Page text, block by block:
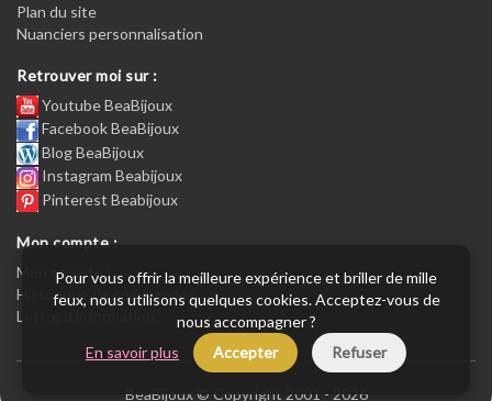
Plan du site
Nuanciers personnalisation
Retrouver moi sur :
Youtube BeaBijoux
Facebook BeaBijoux
Blog BeaBijoux
Instagram Beabijoux
Pinterest Beabijoux
Mon compte :
Mon compte :
Historique de commandes
Lettre d’information
BeaBijoux © Copyright 2001 - 2026
Pour vous offrir la meilleure expérience et briller de mille
feux, nous utilisons quelques cookies. Acceptez-vous de
nous accompagner ?
En savoir plus
Accepter Refuser